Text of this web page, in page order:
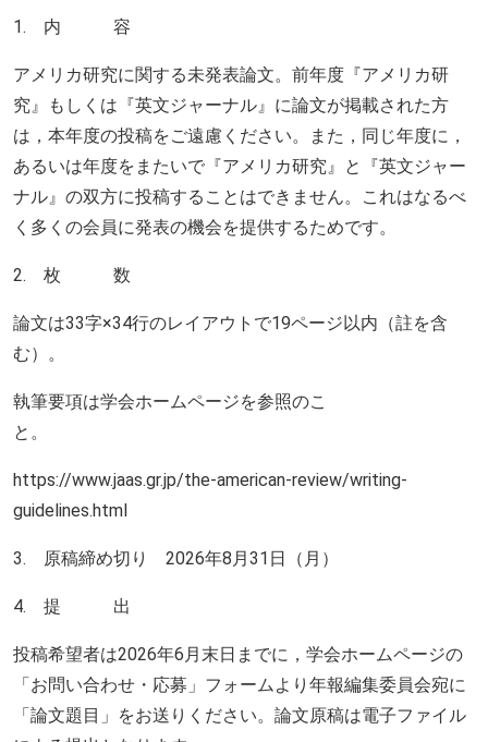
1. 内 容
アメリカ研究に関する未発表論文。前年度『アメリカ研
究』もしくは『英文ジャーナル』に論文が掲載された方
は，本年度の投稿をご遠慮ください。また，同じ年度に，
あるいは年度をまたいで『アメリカ研究』と『英文ジャー
ナル』の双方に投稿することはできません。これはなるべ
く多くの会員に発表の機会を提供するためです。
2. 枚 数
論文は33字×34行のレイアウトで19ページ以内（註を含
む）。
執筆要項は学会ホームページを参照のこ
と。
https://www.jaas.gr.jp/the-american-review/writing-
guidelines.html
3. 原稿締め切り 2026年8月 31 日（月）
4. 提 出
投稿希望者は2026年6月末日までに，学会ホームページの
「お問い合わせ・応募」フォームより年報編集委員会宛に
「論文題目」をお送りください。論文原稿は電子ファイル